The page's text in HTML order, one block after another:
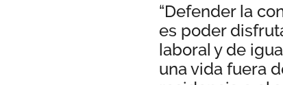
“Defender la
es poder
laboral y de
una vida fuera